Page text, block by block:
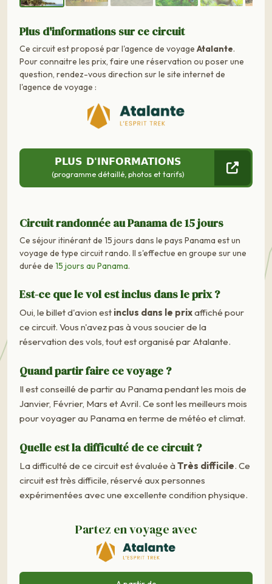
Plus d'informations sur ce circuit
Ce circuit est proposé par l'agence de voyage Atalante.
Pour connaitre les prix, faire une réservation ou poser une
question, rendez-vous direction sur le site internet de
l'agence de voyage :
PLUS D'INFORMATIONS
(programme détaillé, photos et tarifs)
Circuit randonnée au Panama de 15 jours
Ce séjour itinérant de 15 jours dans le pays Panama est un
voyage de type circuit rando. Il s'effectue en groupe sur une
durée de 15 jours au Panama.
Est-ce que le vol est inclus dans le prix ?
Oui, le billet d'avion est inclus dans le prixaffiché pour
ce circuit. Vous n'avez pas à vous soucier de la
réservation des vols, tout est organisé par Atalante.
Quand partir faire ce voyage ?
Il est conseillé de partir au Panama pendant les mois de
Janvier, Février, Mars et Avril. Ce sont les meilleurs mois
pour voyager au Panama en terme de météo et climat.
Quelle est la difficulté de ce circuit ?
La difficulté de ce circuit est évaluée àTrès difficile. Ce
circuit est très difficile, réservé aux personnes
expérimentées avec une excellente condition physique.
Partez en voyage avec